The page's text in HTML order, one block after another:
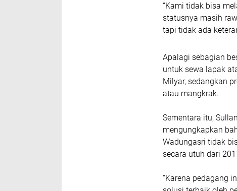
“Kami tidak bisa
statusnya masih
tapi tidak ada
​Apalagi sebagian
untuk sewa lapak
Milyar, sedangkan
atau mangkrak.
Sementara itu,
mengungkapkan
Wadungasri tidak
secara utuh dari
“Karena pedagang